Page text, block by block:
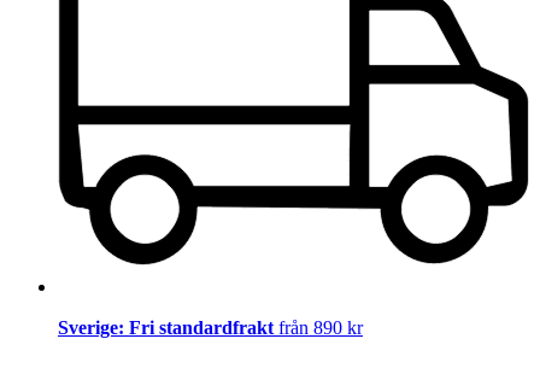
Sverige: Fri standardfrakt från 890 kr